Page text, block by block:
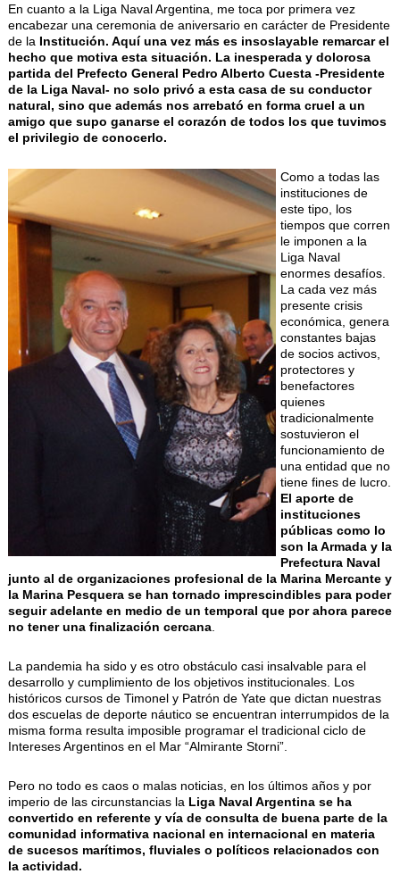
En cuanto a la Liga Naval Argentina, me toca por primera vez
encabezar una ceremonia de aniversario en carácter de Presidente
de la Institución. Aquí una vez más es insoslayable remarcar el
hecho que motiva esta situación. La inesperada y dolorosa
partida del Prefecto General Pedro Alberto Cuesta -Presidente
de la Liga Naval- no solo privó a esta casa de su conductor
natural, sino que además nos arrebató en forma cruel a un
amigo que supo ganarse el corazón de todos los que tuvimos
el privilegio de conocerlo.
Como a todas las
instituciones de
este tipo, los
tiempos que corren
le imponen a la
Liga Naval
enormes desafíos.
La cada vez más
presente crisis
económica, genera
constantes bajas
de socios activos,
protectores y
benefactores
quienes
tradicionalmente
sostuvieron el
funcionamiento de
una entidad que no
tiene fines de lucro.
El aporte de
instituciones
públicas como lo
son la Armada y la
Prefectura Naval
junto al de organizaciones profesional de la Marina Mercante y
la Marina Pesquera se han tornado imprescindibles para poder
seguir adelante en medio de un temporal que por ahora parece
no tener una finalización cercana.
La pandemia ha sido y es otro obstáculo casi insalvable para el
desarrollo y cumplimiento de los objetivos institucionales. Los
históricos cursos de Timonel y Patrón de Yate que dictan nuestras
dos escuelas de deporte náutico se encuentran interrumpidos de la
misma forma resulta imposible programar el tradicional ciclo de
Intereses Argentinos en el Mar “Almirante Storni”.
Pero no todo es caos o malas noticias, en los últimos años y por
imperio de las circunstancias la Liga Naval Argentina se ha
convertido en referente y vía de consulta de buena parte de la
comunidad informativa nacional en internacional en materia
de sucesos marítimos, fluviales o políticos relacionados con
la actividad.